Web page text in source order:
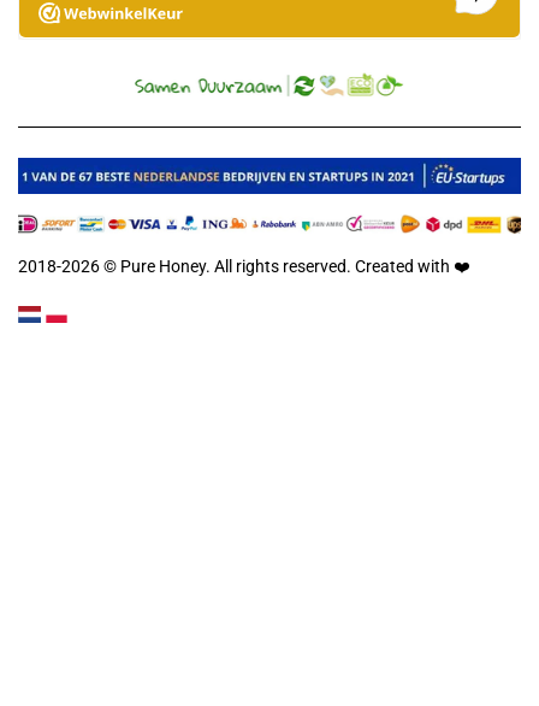
2018-2026 © Pure Honey. All rights reserved. Created with ❤️